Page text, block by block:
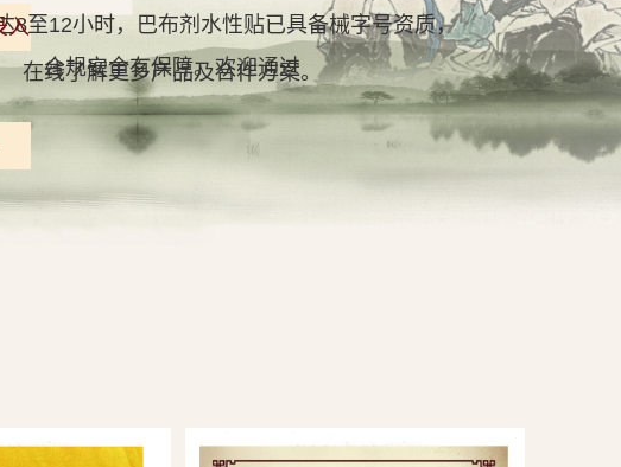
8至12小时，巴布剂水性贴已具备械字号资质，
合规安全有保障。欢迎通过
入
在线了解更多产品及合作方案。